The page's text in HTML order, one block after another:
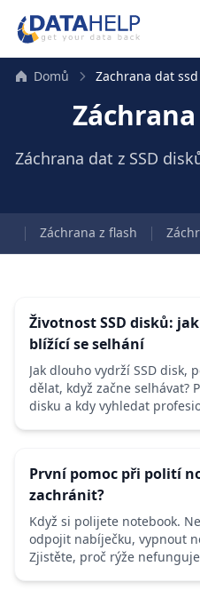
Domů Zachrana dat ssd
Záchrana
Záchrana dat z SSD
Záchrana z flash
Životnost SSD disků:
blížící se selhání
Jak dlouho vydrží SSD disk,
dělat, když začne selhávat?
disku a kdy vyhledat
První pomoc při polití
zachránit?
Když si polijete notebook.
odpojit nabíječku, vypnout
Zjistěte, proč rýže